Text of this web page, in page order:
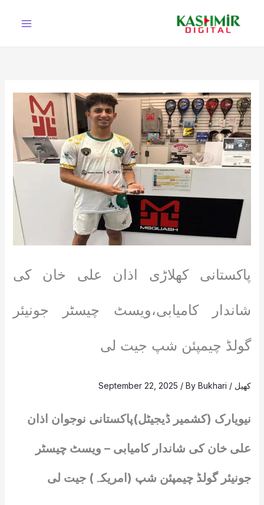
پاکستانی کھلاڑی اذان علی خان کی
شاندار کامیابی،ویسٹ چیسٹر جونیئر
گولڈ چیمپئن شپ جیت لی
کھیل /
September 22, 2025 / ByBukhari
نیویارک (کشمیر ڈیجیٹل)پاکستانی نوجوان اذان
علی خان کی شاندار کامیابی – ویسٹ چیسٹر
جونیئر گولڈ چیمپئن شپ (امریکہ) جیت لی